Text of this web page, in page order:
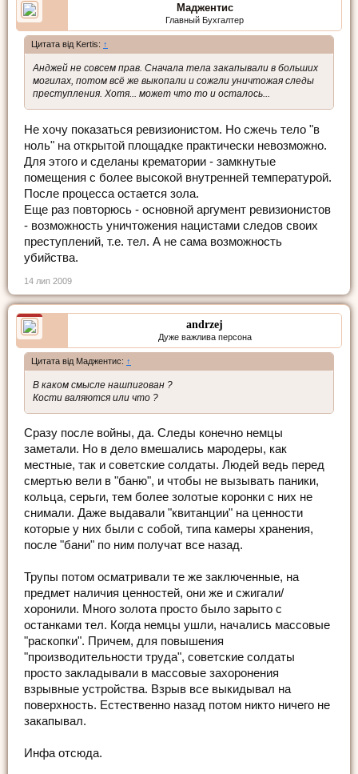
Маджентис
Главный Бухгалтер
Цитата від Kertis: ↑
Анджей не совсем прав. Сначала тела закапывали в больших
могилах, потом всё же выкопали и сожгли уничтожая следы
преступления. Хотя... может что то и осталось...
Не хочу показаться ревизионистом. Но сжечь тело "в
ноль" на открытой площадке практически невозможно.
Для этого и сделаны крематории - замкнутые
помещения с более высокой внутренней температурой.
После процесса остается зола.
Еще раз повторюсь - основной аргумент ревизионистов
- возможность уничтожения нацистами следов своих
преступлений, т.е. тел. А не сама возможность
убийства.
14 лип 2009
andrzej
Дуже важлива персона
Цитата від Маджентис: ↑
В каком смысле нашпигован ?
Кости валяются или что ?
Сразу после войны, да. Следы конечно немцы
заметали. Но в дело вмешались мародеры, как
местные, так и советские солдаты. Людей ведь перед
смертью вели в "баню", и чтобы не вызывать паники,
кольца, серьги, тем более золотые коронки с них не
снимали. Даже выдавали "квитанции" на ценности
которые у них были с собой, типа камеры хранения,
после "бани" по ним получат все назад.
Трупы потом осматривали те же заключенные, на
предмет наличия ценностей, они же и сжигали/
хоронили. Много золота просто было зарыто с
останками тел. Когда немцы ушли, начались массовые
"раскопки". Причем, для повышения
"производительности труда", советские солдаты
просто закладывали в массовые захоронения
взрывные устройства. Взрыв все выкидывал на
поверхность. Естественно назад потом никто ничего не
закапывал.
Инфа отсюда.